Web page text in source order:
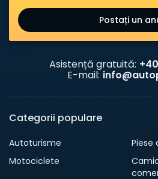
Postați un
Asistență gratuită:
E-mail:
Categorii populare
Autoturisme
Piese
Motociclete